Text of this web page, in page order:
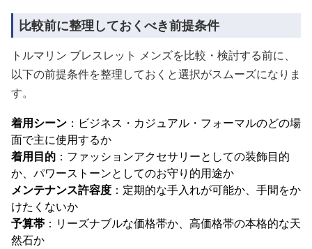
比較前に整理しておくべき前提条件
トルマリン ブレスレット メンズを比較・検討する前に、
以下の前提条件を整理しておくと選択がスムーズになりま
す。
着用シーン ：ビジネス・カジュアル・フォーマルのどの場
面で主に使用するか
着用目的 ：ファッションアクセサリーとしての装飾目的
か、パワーストーンとしてのお守り的用途か
メンテナンス許容度 ：定期的な手入れが可能か、手間をか
けたくないか
予算帯 ：リーズナブルな価格帯か、高価格帯の本格的な天
然石か